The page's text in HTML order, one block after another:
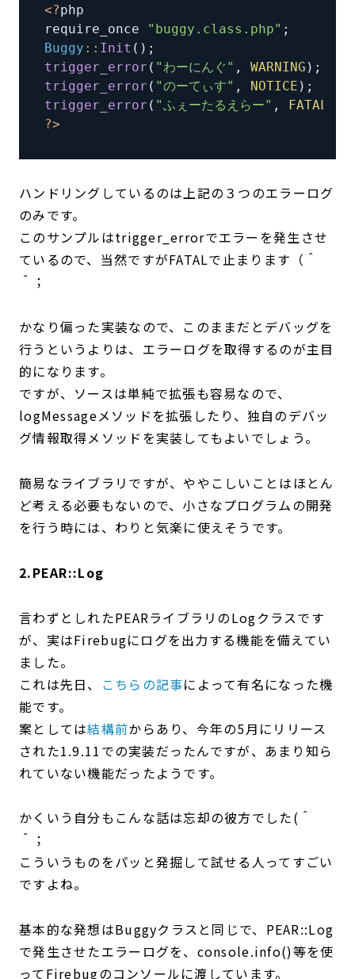
<?
require_once
"buggy.class.php" ;
Buggy : : Init ( ) ;
trigger_error ( "わーにんぐ" , WARNING ) ;
trigger_error ( "のーてぃす" , NOTICE ) ;
trigger_error ( "ふぇーたるえらー" , FATAL
?>
ハンドリングしているのは上記の３つのエラーログ
のみです。
このサンプルはtrigger_errorでエラーを発生させ
ているので、当然ですがFATALで止まります（＾
＾；
かなり偏った実装なので、このままだとデバッグを
行うというよりは、エラーログを取得するのが主目
的になります。
ですが、ソースは単純で拡張も容易なので、
logMessageメソッドを拡張したり、独自のデバッ
グ情報取得メソッドを実装してもよいでしょう。
簡易なライブラリですが、ややこしいことはほとん
ど考える必要もないので、小さなプログラムの開発
を行う時には、わりと気楽に使えそうです。
2.PEAR::Log
言わずとしれたPEARライブラリのLogクラスです
が、実はFirebugにログを出力する機能を備えてい
ました。
これは先日、 こちらの記事によって有名になった機
能です。
案としては結構前からあり、今年の5月にリリース
された1.9.11での実装だったんですが、あまり知ら
れていない機能だったようです。
かくいう自分もこんな話は忘却の彼方でした(＾
＾；
こういうものをパッと発掘して試せる人ってすごい
ですよね。
基本的な発想はBuggyクラスと同じで、PEAR::Log
で発生させたエラーログを、console.info()等を使
ってFirebugのコンソールに渡しています。